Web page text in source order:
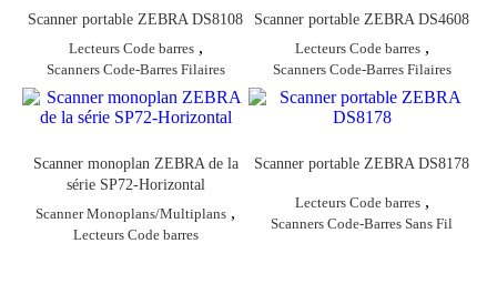
Scanner portable ZEBRA DS8108
Lecteurs Code barres,
Scanners Code-Barres Filaires
Scanner portable ZEBRA DS4608
Lecteurs Code barres,
Scanners Code-Barres Filaires
Scanner monoplan ZEBRA de la
série SP72-Horizontal
Scanner Monoplans/Multiplans ,
Lecteurs Code barres
Scanner portable ZEBRA DS8178
Lecteurs Code barres,
Scanners Code-Barres Sans Fil